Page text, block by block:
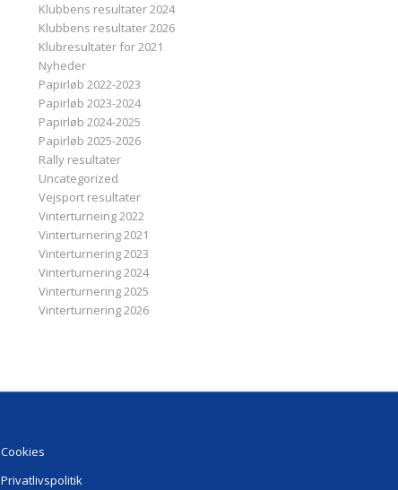
Klubbens resultater 2024
Klubbens resultater 2026
Klubresultater for 2021
Nyheder
Papirløb 2022-2023
Papirløb 2023-2024
Papirløb 2024-2025
Papirløb 2025-2026
Rally resultater
Uncategorized
Vejsport resultater
Vinterturneing 2022
Vinterturnering 2021
Vinterturnering 2023
Vinterturnering 2024
Vinterturnering 2025
Vinterturnering 2026
Cookies
Privatlivspolitik